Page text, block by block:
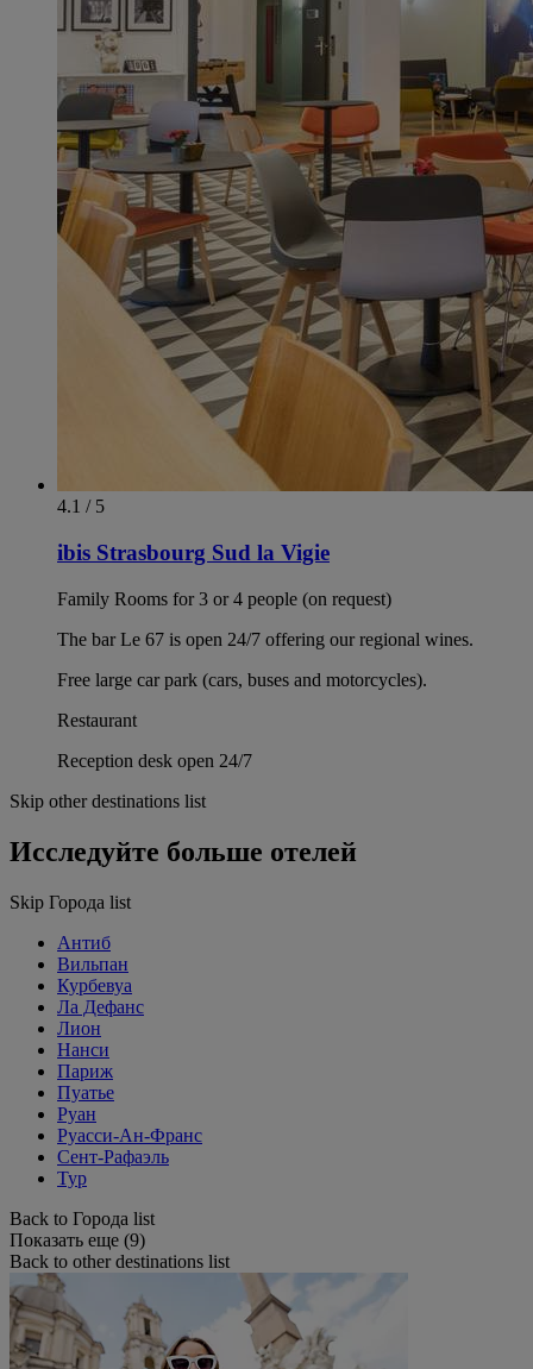
4.1 / 5
ibis Strasbourg Sud la Vigie
Family Rooms for 3 or 4 people (on request)
The bar Le 67 is open 24/7 offering our regional wines.
Free large car park (cars, buses and motorcycles).
Restaurant
Reception desk open 24/7
Skip other destinations list
Исследуйте больше отелей
Skip Города list
Антиб
Вильпан
Курбевуа
Ла Дефанс
Лион
Нанси
Париж
Пуатье
Руан
Руасси-Ан-Франс
Сент-Рафаэль
Тур
Back to Города list
Показать еще (9)
Back to other destinations list